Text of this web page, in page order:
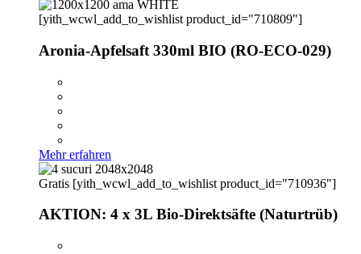
[yith_wcwl_add_to_wishlist product_id="710809"]
Aronia-Apfelsaft 330ml BIO (RO-ECO-029)
Mehr erfahren
Gratis [yith_wcwl_add_to_wishlist product_id="710936"]
AKTION: 4 x 3L Bio-Direktsäfte (Naturtrüb)